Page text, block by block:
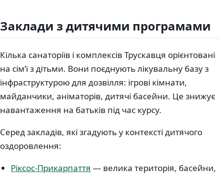
Заклади з дитячими програмами
Кілька санаторіїв і комплексів Трускавця орієнтовані
на сім’ї з дітьми. Вони поєднують лікувальну базу з
інфраструктурою для дозвілля: ігрові кімнати,
майданчики, аніматорів, дитячі басейни. Це знижує
навантаження на батьків під час курсу.
Серед закладів, які згадують у контексті дитячого
оздоровлення:
Ріксос-Прикарпаття — велика територія, басейни,